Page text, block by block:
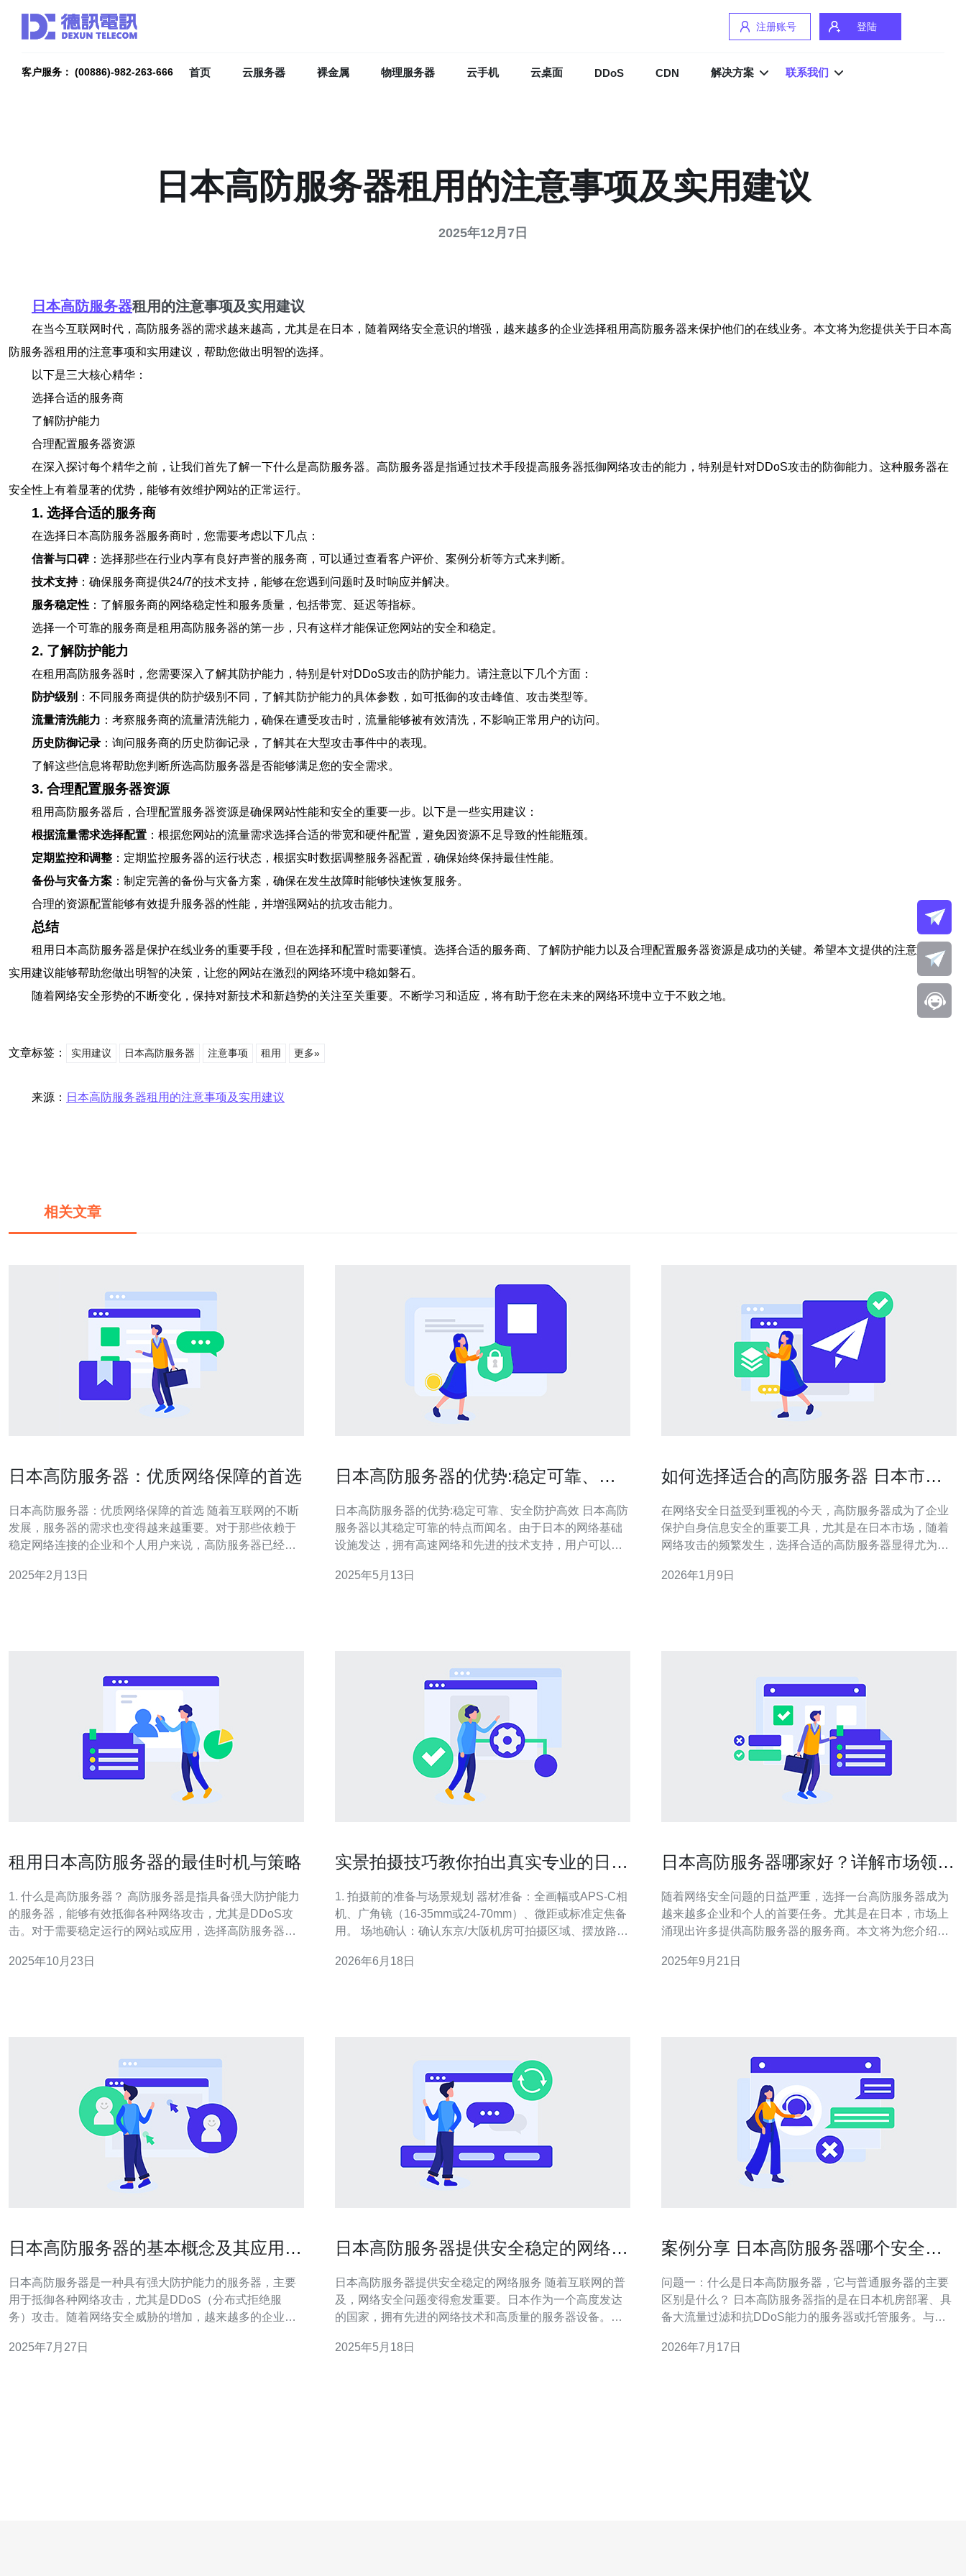
注册账号 登陆
客户服务： (00886)-982-263-666 首页 云服务器 裸金属 物理服务器 云手机 云桌面 DDoS CDN 解决方案 联系我们
日本高防服务器租用的注意事项及实用建议
2025年12月7日
日本高防服务器租用的注意事项及实用建议
在当今互联网时代，高防服务器的需求越来越高，尤其是在日本，随着网络安全意识的增强，越来越多的企业选择租用高防服务器来保护他们的在线业务。本文将为您提供关于日本高
防服务器租用的注意事项和实用建议，帮助您做出明智的选择。
以下是三大核心精华：
选择合适的服务商
了解防护能力
合理配置服务器资源
在深入探讨每个精华之前，让我们首先了解一下什么是高防服务器。高防服务器是指通过技术手段提高服务器抵御网络攻击的能力，特别是针对DDoS攻击的防御能力。这种服务器在
安全性上有着显著的优势，能够有效维护网站的正常运行。
1. 选择合适的服务商
在选择日本高防服务器服务商时，您需要考虑以下几点：
信誉与口碑：选择那些在行业内享有良好声誉的服务商，可以通过查看客户评价、案例分析等方式来判断。
技术支持：确保服务商提供24/7的技术支持，能够在您遇到问题时及时响应并解决。
服务稳定性 ：了解服务商的网络稳定性和服务质量，包括带宽、延迟等指标。
选择一个可靠的服务商是租用高防服务器的第一步，只有这样才能保证您网站的安全和稳定。
2. 了解防护能力
在租用高防服务器时，您需要深入了解其防护能力，特别是针对DDoS攻击的防护能力。请注意以下几个方面：
防护级别 ：不同服务商提供的防护级别不同，了解其防护能力的具体参数，如可抵御的攻击峰值、攻击类型等。
流量清洗能力 ：考察服务商的流量清洗能力，确保在遭受攻击时，流量能够被有效清洗，不影响正常用户的访问。
历史防御记录 ：询问服务商的历史防御记录，了解其在大型攻击事件中的表现。
了解这些信息将帮助您判断所选高防服务器是否能够满足您的安全需求。
3. 合理配置服务器资源
租用高防服务器后，合理配置服务器资源是确保网站性能和安全的重要一步。以下是一些实用建议：
根据流量需求选择配置 ：根据您网站的流量需求选择合适的带宽和硬件配置，避免因资源不足导致的性能瓶颈。
定期监控和调整 ：定期监控服务器的运行状态，根据实时数据调整服务器配置，确保始终保持最佳性能。
备份与灾备方案 ：制定完善的备份与灾备方案，确保在发生故障时能够快速恢复服务。
合理的资源配置能够有效提升服务器的性能，并增强网站的抗攻击能力。
总结
租用日本高防服务器是保护在线业务的重要手段，但在选择和配置时需要谨慎。选择合适的服务商、了解防护能力以及合理配置服务器资源是成功的关键。希望本文提供的注意事项和
实用建议能够帮助您做出明智的决策，让您的网站在激烈的网络环境中稳如磐石。
随着网络安全形势的不断变化，保持对新技术和新趋势的关注至关重要。不断学习和适应，将有助于您在未来的网络环境中立于不败之地。
文章标签： 实用建议 日本高防服务器 注意事项 租用 更多»
来源： 日本高防服务器租用的注意事项及实用建议
相关文章
日本高防服务器：优质网络保障的首选
日本高防服务器：优质网络保障的首选 随着互联网的不断
发展，服务器的需求也变得越来越重要。对于那些依赖于
稳定网络连接的企业和个人用户来说，高防服务器已经成
以其出色的网络保障能力和优质的服务而备受推崇。 日本
2025年2月13日
日本高防服务器的优势:稳定可靠、安
日本高防服务器的优势:稳定可靠、安全防护高效 日本高防
服务器以其稳定可靠的特点而闻名。由于日本的网络基础
设施发达，拥有高速网络和先进的技术支持，用户可以享
是企业应用，日本高防服务器都能够提供稳定的运行环
2025年5月13日
如何选择适合的高防服务器 日本市场
在网络安全日益受到重视的今天，高防服务器成为了企业
保护自身信息安全的重要工具，尤其是在日本市场，随着
网络攻击的频繁发生，选择合适的高防服务器显得尤为关
上选择适合的高防服务器。 以下是选择高防服务器的实际
2026年1月9日
租用日本高防服务器的最佳时机与策略
1. 什么是高防服务器？ 高防服务器是指具备强大防护能力
的服务器，能够有效抵御各种网络攻击，尤其是DDoS攻
击。对于需要稳定运行的网站或应用，选择高防服务器至
技术，成为许多企业的首选。 2. 租用高防服务器的优势 租
2025年10月23日
实景拍摄技巧教你拍出真实专业的日本
1. 拍摄前的准备与场景规划 器材准备：全画幅或APS-C相
机、广角镜（16-35mm或24-70mm）、微距或标准定焦备
用。 场地确认：确认东京/大阪机房可拍摄区域、摆放路线
柜门板、网线束线箱。 光源规划：主光+补光+背景光的三
2026年6月18日
日本高防服务器哪家好？详解市场领先
随着网络安全问题的日益严重，选择一台高防服务器成为
越来越多企业和个人的首要任务。尤其是在日本，市场上
涌现出许多提供高防服务器的服务商。本文将为您介绍日
您做出明智的选择。 首先，我们来了解什么是高防服务
2025年9月21日
日本高防服务器的基本概念及其应用领
日本高防服务器是一种具有强大防护能力的服务器，主要
用于抵御各种网络攻击，尤其是DDoS（分布式拒绝服
务）攻击。随着网络安全威胁的增加，越来越多的企业和
么是高防服务器 高防服务器是指具备高防护能力的服务
2025年7月27日
日本高防服务器提供安全稳定的网络服
日本高防服务器提供安全稳定的网络服务 随着互联网的普
及，网络安全问题变得愈发重要。日本作为一个高度发达
的国家，拥有先进的网络技术和高质量的服务器设备。日
广泛的用户青睐。 日本高防服务器采用先进的防护技术，
2025年5月18日
案例分享 日本高防服务器哪个安全成
问题一：什么是日本高防服务器，它与普通服务器的主要
区别是什么？ 日本高防服务器指的是在日本机房部署、具
备大流量过滤和抗DDoS能力的服务器或托管服务。与普
火墙策略、清洗能力和带宽保障上有明显差异。普通服务
2026年7月17日